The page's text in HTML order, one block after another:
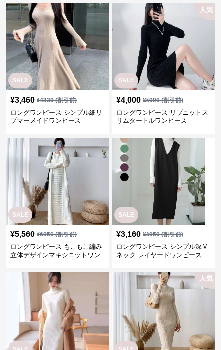
SALE
3,460 ¥ 4330(割引前)
ロングワンピース シンプル細リ
ブマーメイドワンピース
SALE
¥5000(割引前)
ロングワンピース リブニットス
リムタートルワンピース
SALE
¥6950(割引前)
ロングワンピース もこもこ編み
立体デザインマキシニットワン
ピース
SALE
¥3,160 3950 (割引前)
ロングワンピース シンプル深Ｖ
ネック レイヤードワンピース
SALE
5000(割引前)
ロングワンピース スリット入り
リブハイネックワンピース
SALE
人気
6,060 7580(割引前)
ロングワンピース シンプル美シ
ルエットリブワンピース